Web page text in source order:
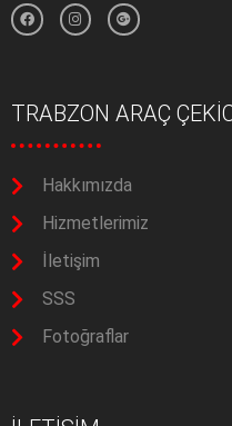
TRABZON ARAÇ
Hakkımızda
Hizmetlerimiz
İletişim
SSS
Fotoğraflar